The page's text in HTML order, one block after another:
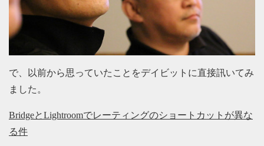
で、以前から思っていたことをデイビットに直接訊いてみ
ました。
BridgeとLightroomでレーティングのショートカットが異な
る件